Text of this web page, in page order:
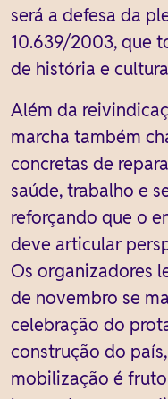
será a defesa da
10.639/2003, que
de história e
Além da
marcha também
concretas de
saúde, trabalho e
reforçando que o
deve articular
Os organizadores
de novembro se
celebração do
construção do
mobilização é